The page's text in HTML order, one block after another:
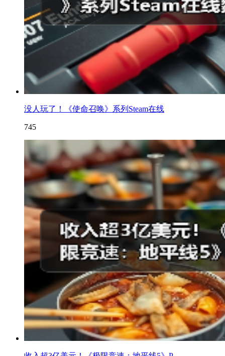
没人玩了！《使命召唤》系列Steam在线
745